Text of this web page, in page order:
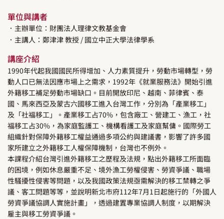
單位與講者
．主辦單位：財團法人理律文教基金會
．主講人： 鄭津津教授 / 國立中正大學法律學系
講座介紹
1990年代起我國國民所得增加、人力素質提升，勞動市場轉型，勞
動人口已無法因應市場上之需求，1992年《就業服務法》開始引進
外籍移工補足勞動市場缺口。目前開放印尼、越南、菲律賓、泰
國、馬來西亞及蒙古六國移工進入台灣工作，分別為「產業移工」
及「社福移工」。產業移工占70%，包含廠工、營建工、漁工，社
福移工占30%，為家庭監護工、機構看護工及家庭幫傭。國際勞工
組織針對保障外籍移工權益通過多項公約與建議書，影響了許多國
家所建立之外籍移工人權保障機制，台灣也不例外。
本課程介紹台灣引進外籍移工之歷程及法規，點出外籍移工所面臨
的困境，例如休息嚴重不足、境外漁工勞權侵害、勞資爭議、職場
性騷擾性侵害等問題，以及我國政策法規亟需解決的移工禁轉之爭
議、客工問題等等，並說明新北市府112年7月1日起施行的「外國人
勞資爭議協調人實施計畫」，透過建置專業協調人制度，以期解決
雇主與移工勞資爭議。